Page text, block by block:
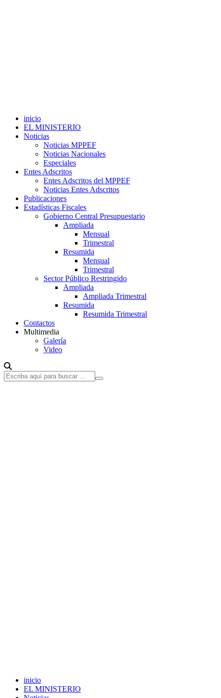
inicio
EL MINISTERIO
Noticias
Noticias MPPEF
Noticias Nacionales
Especiales
Entes Adscritos
Entes Adscritos del MPPEF
Noticias Entes Adscritos
Publicaciones
Estadísticas Fiscales
Gobierno Central Presupuestario
Ampliada
Mensual
Trimestral
Resumida
Mensual
Trimestral
Sector Público Restringido
Ampliada
Ampliada Trimestral
Resumida
Resumida Trimestral
Contactos
Multimedia
Galería
Video
inicio
EL MINISTERIO